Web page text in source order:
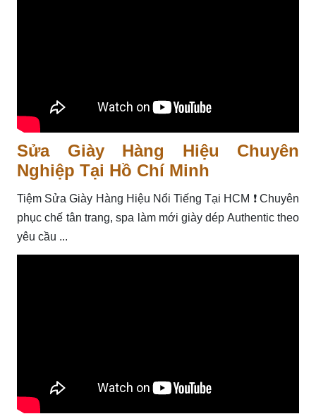
Sửa Giày Hàng Hiệu Chuyên
Nghiệp Tại Hồ Chí Minh
Tiệm Sửa Giày Hàng Hiệu Nổi Tiếng Tại HCM ❗️ Chuyên
phục chế tân trang, spa làm mới giày dép Authentic theo
yêu cầu ...